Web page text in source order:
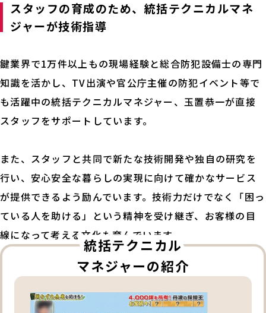
スタッフの育成のため、統括テクニカルマネ
ジャーが技術指導
鍵業界で1万件以上もの現場経験と総合防犯設備士の専門
知識を活かし、TV出演や官公庁主催の防犯イベント等で
も活躍中の統括テクニカルマネジャー、玉置恭一が直接
スタッフをサポートしています。
また、スタッフと共同で新たな技術開発や独自の研究を
行い、安心安全な暮らしの実現に向けて確かなサービス
が提供できるよう励んでいます。技術力だけでなく「困っ
ている人を助ける」という精神を受け継ぎ、お客様の目
線になって考える文化も育んでいます。
統括テクニカル
マネジャーの紹介